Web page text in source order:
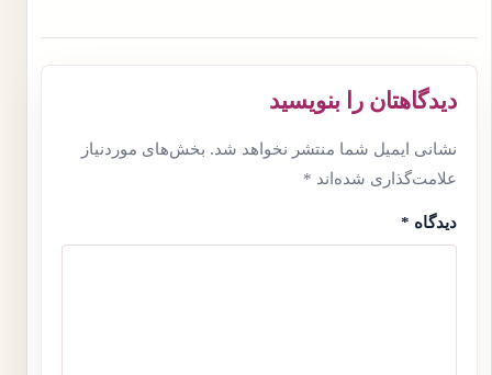
دیدگاهتان را بنویسید
نشانی ایمیل شما منتشر نخواهد شد. بخش‌های موردنیاز
علامت‌گذاری شده‌اند *
دیدگاه *